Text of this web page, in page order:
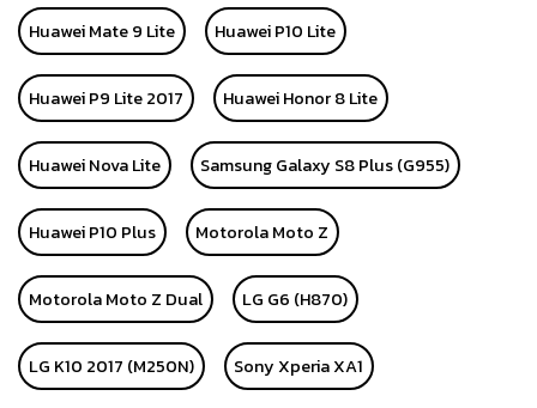
Huawei Mate 9 Lite Huawei P10 Lite
Huawei P9 Lite 2017 Huawei Honor 8 Lite
Huawei Nova Lite Samsung Galaxy S8 Plus (G955)
Huawei P10 Plus Motorola Moto Z
Motorola Moto Z Dual LG G6 (H870)
LG K10 2017 (M250N) Sony Xperia XA1